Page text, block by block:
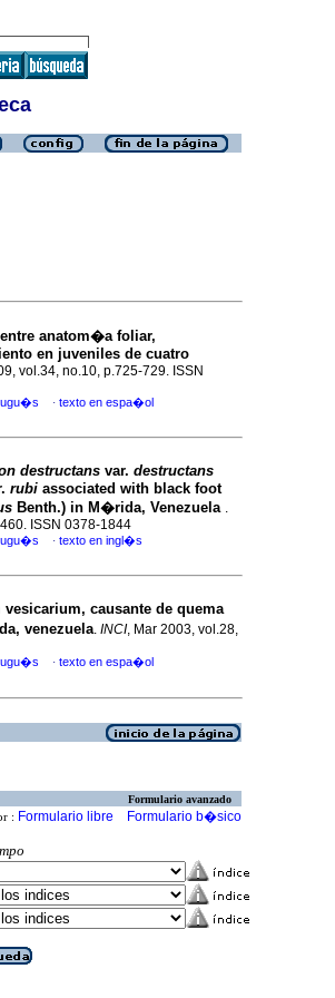
anatom�a foliar,
en juveniles de cuatro
vol.34, no.10, p.725-729. ISSN
· texto en espa�ol
destructans var. destructans
rubi associated with black foot
Benth.) in M�rida, Venezuela .
ISSN 0378-1844
· texto en ingl�s
causante de quema
venezuela. INCI, Mar 2003, vol.28,
· texto en espa�ol
Formulario avanzado
: Formulario libre Formulario b�sico